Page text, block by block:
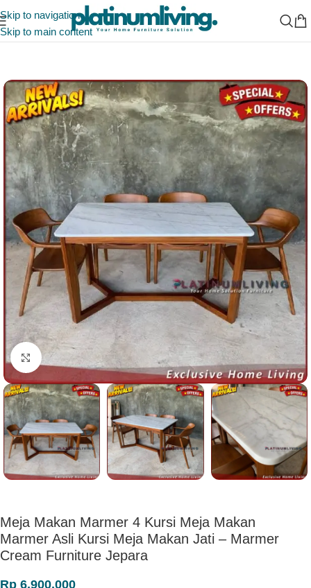
Skip to navigation
Skip to main content
Beranda/Ruang Makan
Click to enlarge
Meja Makan Marmer 4 Kursi Meja Makan
Marmer Asli Kursi Meja Makan Jati – Marmer
Cream Furniture Jepara
Rp 6,900,000